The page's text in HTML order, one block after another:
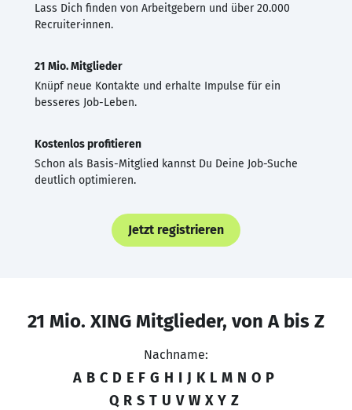
Lass Dich finden von Arbeitgebern und über 20.000
Recruiter·innen.
21 Mio. Mitglieder
Knüpf neue Kontakte und erhalte Impulse für ein
besseres Job-Leben.
Kostenlos profitieren
Schon als Basis-Mitglied kannst Du Deine Job-Suche
deutlich optimieren.
Jetzt registrieren
21 Mio. XING Mitglieder, von A bis Z
Nachname:
A B C D E F G H I J K L M N O P
Q R S T U V W X Y Z